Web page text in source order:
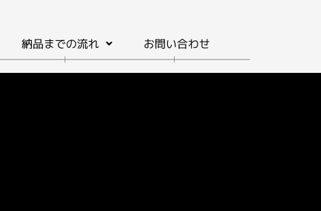
納品までの流れ お問い合わせ